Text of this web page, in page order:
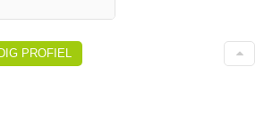
PROFIEL